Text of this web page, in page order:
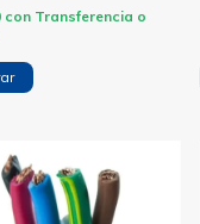
con Transferencia o